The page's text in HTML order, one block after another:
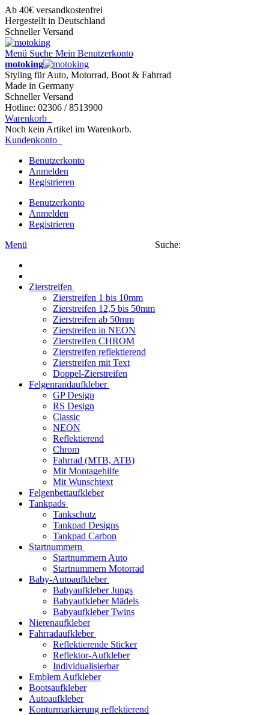
Ab 40€ versandkostenfrei
Hergestellt in Deutschland
Schneller Versand
Menü Suche Mein Benutzerkonto
motoking
Styling für Auto, Motorrad, Boot & Fahrrad
Made in Germany
Schneller Versand
Hotline: 02306 / 8513900
Warenkorb
Noch kein Artikel im Warenkorb.
Kundenkonto
Benutzerkonto
Anmelden
Registrieren
Benutzerkonto
Anmelden
Registrieren
Menü
Zierstreifen
Zierstreifen 1 bis 10mm
Zierstreifen 12,5 bis 50mm
Zierstreifen ab 50mm
Zierstreifen in NEON
Zierstreifen CHROM
Zierstreifen reflektierend
Zierstreifen mit Text
Doppel-Zierstreifen
Felgenrandaufkleber
GP Design
RS Design
Classic
NEON
Reflektierend
Chrom
Fahrrad (MTB, ATB)
Mit Montagehilfe
Mit Wunschtext
Felgenbettaufkleber
Tankpads
Tankschutz
Tankpad Designs
Tankpad Carbon
Startnummern
Startnummern Auto
Startnummern Motorrad
Baby-Autoaufkleber
Babyaufkleber Jungs
Babyaufkleber Mädels
Babyaufkleber Twins
Nierenaufkleber
Fahrradaufkleber
Reflektierende Sticker
Reflektor-Aufkleber
Individualisierbar
Emblem Aufkleber
Bootsaufkleber
Autoaufkleber
Konturmarkierung reflektierend
Suche: